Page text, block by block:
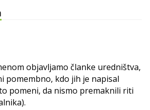
objavljamo članke uredništva,
pomembno, kdo jih je napisal
pomeni, da nismo premaknili riti